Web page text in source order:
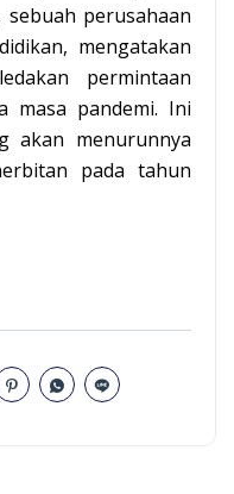
sebuah perusahaan
mengatakan
permintaan
masa pandemi. Ini
akan menurunnya
pada tahun